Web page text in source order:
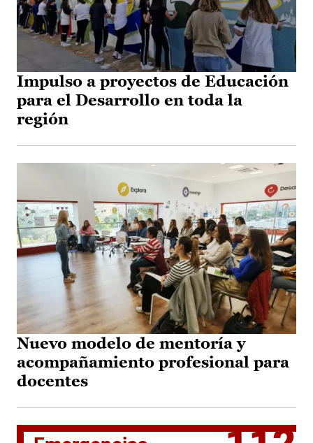
Impulso a proyectos de Educación
para el Desarrollo en toda la
región
Nuevo modelo de mentoría y
acompañamiento profesional para
docentes